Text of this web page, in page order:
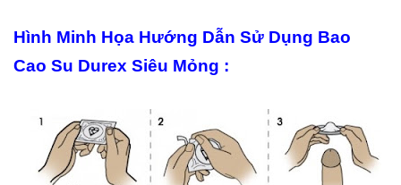
Hình Minh Họa Hướng Dẫn Sử Dụng Bao
Cao Su Durex Siêu Mỏng :